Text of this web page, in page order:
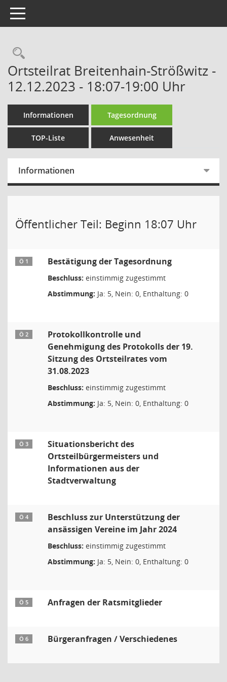
Toggle navigation
Rechercheauswahl
Ortsteilrat Breitenhain-Strößwitz -
12.12.2023 - 18:07-19:00 Uhr
Informationen Tagesordnung
TOP-Liste Anwesenheit
Informationen
Öffentlicher Teil: Beginn 18:07 Uhr
Ö 1 Bestätigung der Tagesordnung
Beschluss: einstimmig zugestimmt
Abstimmung: Ja: 5, Nein: 0, Enthaltung: 0
Ö 2
Protokollkontrolle und
Genehmigung des Protokolls der 19.
Sitzung des Ortsteilrates vom
31.08.2023
Beschluss: einstimmig zugestimmt
Abstimmung: Ja: 5, Nein: 0, Enthaltung: 0
Ö 3
Situationsbericht des
Ortsteilbürgermeisters und
Informationen aus der
Stadtverwaltung
Ö 4
Beschluss zur Unterstützung der
ansässigen Vereine im Jahr 2024
Beschluss: einstimmig zugestimmt
Abstimmung: Ja: 5, Nein: 0, Enthaltung: 0
Ö 5 Anfragen der Ratsmitglieder
Ö 6 Bürgeranfragen / Verschiedenes